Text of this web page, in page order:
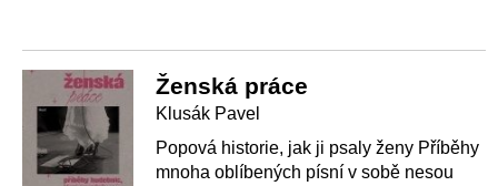
Ženská práce
Klusák Pavel
Popová historie, jak ji psaly ženy Příběhy
mnoha oblíbených písní v sobě nesou